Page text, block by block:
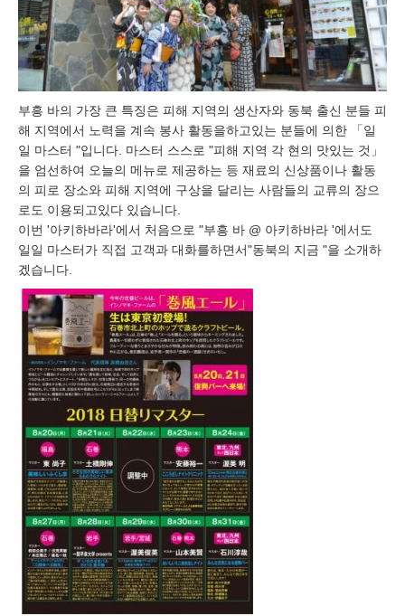
부흥 바의 가장 큰 특징은 피해 지역의 생산자와 동북 출신 분들 피
해 지역에서 노력을 계속 봉사 활동을하고있는 분들에 의한 「일
일 마스터 "입니다. 마스터 스스로 "피해 지역 각 현의 맛있는 것」
을 엄선하여 오늘의 메뉴로 제공하는 등 재료의 신상품이나 활동
의 피로 장소와 피해 지역에 구상을 달리는 사람들의 교류의 장으
로도 이용되고있다 있습니다.
이번 '아키하바라'에서 처음으로 "부흥 바 @ 아키하바라 '에서도
일일 마스터가 직접 고객과 대화를하면서"동북의 지금 "을 소개하
겠습니다.